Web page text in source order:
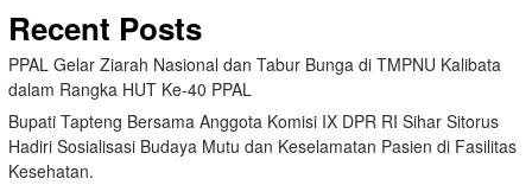
Recent Posts
PPAL Gelar Ziarah Nasional dan Tabur Bunga di TMPNU Kalibata
dalam Rangka HUT Ke-40 PPAL
Bupati Tapteng Bersama Anggota Komisi IX DPR RI Sihar Sitorus
Hadiri Sosialisasi Budaya Mutu dan Keselamatan Pasien di Fasilitas
Kesehatan.